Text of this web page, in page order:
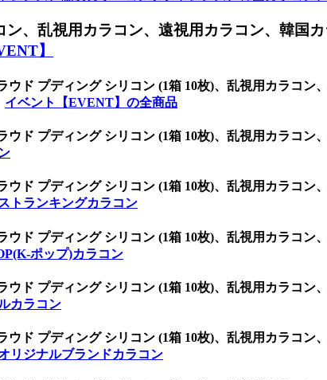
、乱視用カラコン、遠視用カラコン、韓国
】
ウド プディング シリコン (1箱 10枚)、乱視用カラコ
イベント【EVENT】の全商品
ウド プディング シリコン (1箱 10枚)、乱視用カラコ
ウド プディング シリコン (1箱 10枚)、乱視用カラコ
トランキングカラコン
ウド プディング シリコン (1箱 10枚)、乱視用カラコ
ポップ)カラコン
ウド プディング シリコン (1箱 10枚)、乱視用カラコ
カラコン
ウド プディング シリコン (1箱 10枚)、乱視用カラコ
リジナルブランドカラコン